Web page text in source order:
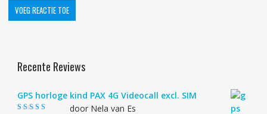
Recente Reviews
GPS horloge kind PAX 4G Videocall excl. SIM
door Nela van Es